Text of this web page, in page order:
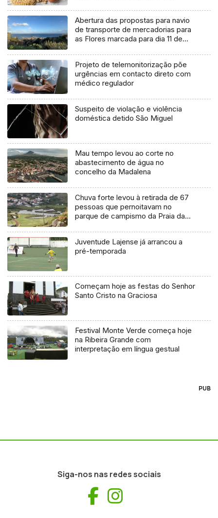
Abertura das propostas para navio
de transporte de mercadorias para
as Flores marcada para dia 11 de
Projeto de telemonitorização põe
urgências em contacto direto com
médico regulador
Suspeito de violação e violência
doméstica detido São Miguel
Mau tempo levou ao corte no
abastecimento de água no
concelho da Madalena
Chuva forte levou à retirada de 67
pessoas que pernoitavam no
parque de campismo da Praia da
Juventude Lajense já arrancou a
pré-temporada
Começam hoje as festas do Senhor
Santo Cristo na Graciosa
Festival Monte Verde começa hoje
na Ribeira Grande com
interpretação em língua gestual
PUB
Siga-nos nas redes sociais
Facebook